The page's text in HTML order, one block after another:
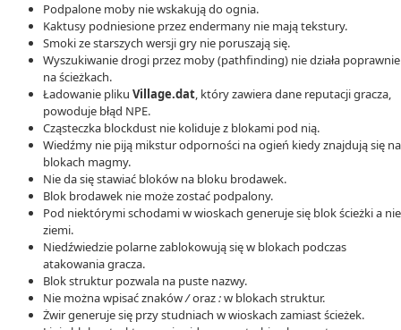
Podpalone moby nie wskakują do ognia.
Kaktusy podniesione przez endermany nie mają tekstury.
Smoki ze starszych wersji gry nie poruszają się.
Wyszukiwanie drogi przez moby (pathfinding) nie działa poprawnie
na ścieżkach.
Ładowanie pliku Village.dat, który zawiera dane reputacji gracza,
powoduje błąd NPE.
Cząsteczka blockdust nie koliduje z blokami pod nią.
Wiedźmy nie piją mikstur odporności na ogień kiedy znajdują się na
blokach magmy.
Nie da się stawiać bloków na bloku brodawek.
Blok brodawek nie może zostać podpalony.
Pod niektórymi schodami w wioskach generuje się blok ścieżki a nie
ziemi.
Niedźwiedzie polarne zablokowują się w blokach podczas
atakowania gracza.
Blok struktur pozwala na puste nazwy.
Nie można wpisać znaków/oraz:w blokach struktur.
Żwir generuje się przy studniach w wioskach zamiast ścieżek.